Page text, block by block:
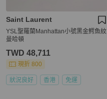
Saint Laurent
YSL聖羅蘭Manhattan小號黑金鰐魚紋
曼哈頓
TWD 48,711
現折 800
狀況良好 香港 免運